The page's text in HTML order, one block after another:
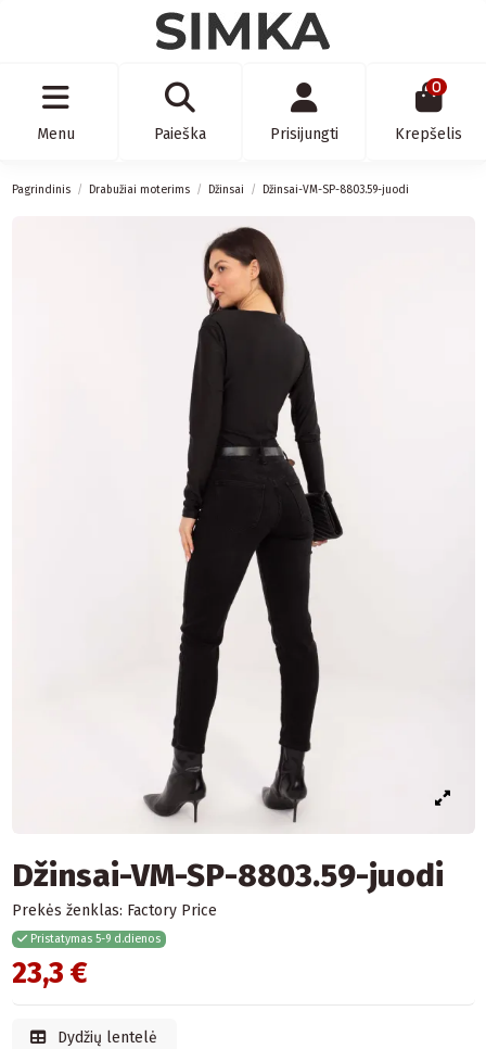
Menu Paieška Prisijungti
0
Krepšelis
Pagrindinis Drabužiai moterims Džinsai Džinsai-VM-SP-8803.59-juodi
Džinsai-VM-SP-8803.59-juodi
Prekės ženklas: Factory Price
Pristatymas 5-9 d.dienos
23,3 €
Dydžių lentelė